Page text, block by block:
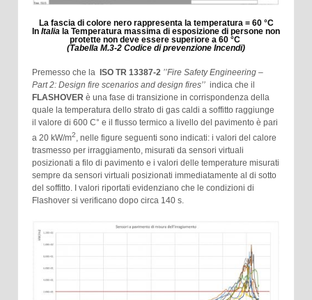
La fascia di colore nero rappresenta la temperatura = 60 °C
In Italia la Temperatura massima di esposizione di persone non
protette non deve essere superiore a 60 °C
(Tabella M.3-2 Codice di prevenzione Incendi)
Premesso che la ISO TR 13387-2 ’’Fire Safety Engineering –
Part 2: Design fire scenarios and design fires’’ indica che il
FLASHOVER è una fase di transizione in corrispondenza della
quale la temperatura dello strato di gas caldi a soffitto raggiunge
il valore di 600 C° e il flusso termico a livello del pavimento è pari
a 20 kW/m2
, nelle figure seguenti sono indicati: i valori del calore
trasmesso per irraggiamento, misurati da sensori virtuali
posizionati a filo di pavimento e i valori delle temperature misurati
sempre da sensori virtuali posizionati immediatamente al di sotto
del soffitto. I valori riportati evidenziano che le condizioni di
Flashover si verificano dopo circa 140 s.